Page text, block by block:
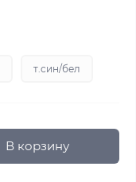
т.син/бел
В корзину